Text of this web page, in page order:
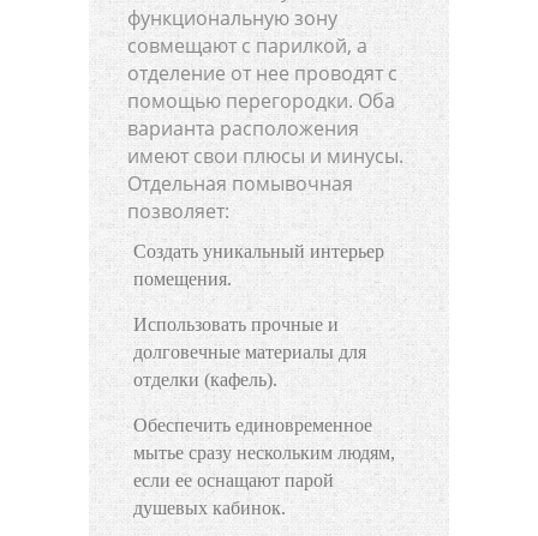
функциональную зону
совмещают с парилкой, а
отделение от нее проводят с
помощью перегородки. Оба
варианта расположения
имеют свои плюсы и минусы.
Отдельная помывочная
позволяет:
Создать уникальный интерьер
помещения.
Использовать прочные и
долговечные материалы для
отделки (кафель).
Обеспечить единовременное
мытье сразу нескольким людям,
если ее оснащают парой
душевых кабинок.